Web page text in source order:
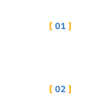
01
02